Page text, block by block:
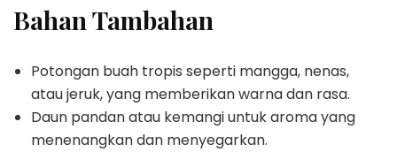
Bahan Tambahan
Potongan buah tropis seperti mangga, nenas,
atau jeruk, yang memberikan warna dan rasa.
Daun pandan atau kemangi untuk aroma yang
menenangkan dan menyegarkan.